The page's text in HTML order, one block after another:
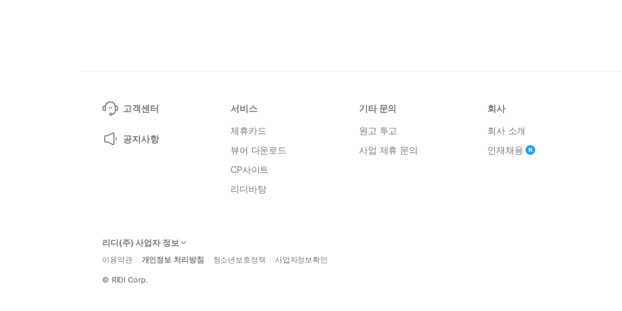
고객센터
공지사항
서비스
제휴카드
뷰어 다운로드
CP사이트
리디바탕
기타 문의
원고 투고
사업 제휴 문의
회사
회사 소개
인재채용
리디(주) 사업자 정보
이용약관 개인정보 처리방침 청소년보호정책 사업자정보확인
© RIDI Corp.